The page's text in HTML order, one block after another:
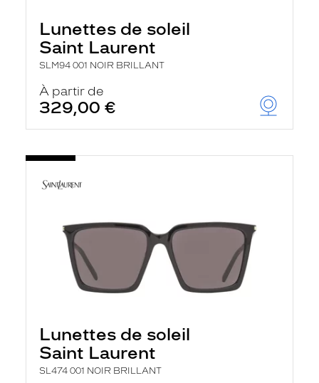
Lunettes de soleil
Saint Laurent
SLM94 001 NOIR BRILLANT
À partir de
329,00 €
Lunettes de soleil
Saint Laurent
SL474 001 NOIR BRILLANT